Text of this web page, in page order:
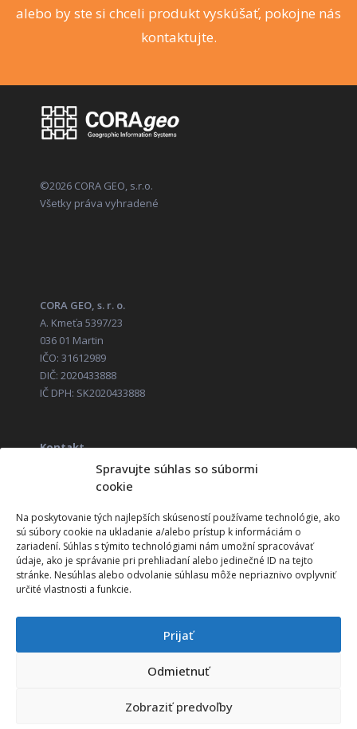
Spravujte súhlas so súbormi
cookie
Na poskytovanie tých najlepších skúseností používame technológie, ako
sú súbory cookie na ukladanie a/alebo prístup k informáciám o
zariadení. Súhlas s týmito technológiami nám umožní spracovávať
údaje, ako je správanie pri prehliadaní alebo jedinečné ID na tejto
stránke. Nesúhlas alebo odvolanie súhlasu môže nepriaznivo ovplyvniť
určité vlastnosti a funkcie.
Prijať
Odmietnuť
Zobraziť predvoľby
alebo by ste si chceli produkt vyskúšať, pokojne nás
kontaktujte.
©2026 CORA GEO, s.r.o.
Všetky práva vyhradené
CORA GEO, s. r. o.
A. Kmeťa 5397/23
036 01 Martin
IČO: 31612989
DIČ: 2020433888
IČ DPH: SK2020433888
Kontakt
+421 52 285 14 11
obchod@corageo.sk
Zákaznícka linka (HOTLINE)+421 52 285 14 01
Vzdelávací program
Čerpanie grantu